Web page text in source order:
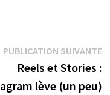
PUBLICATION SUIVANTE
Reels et Stories :
lève (un peu)